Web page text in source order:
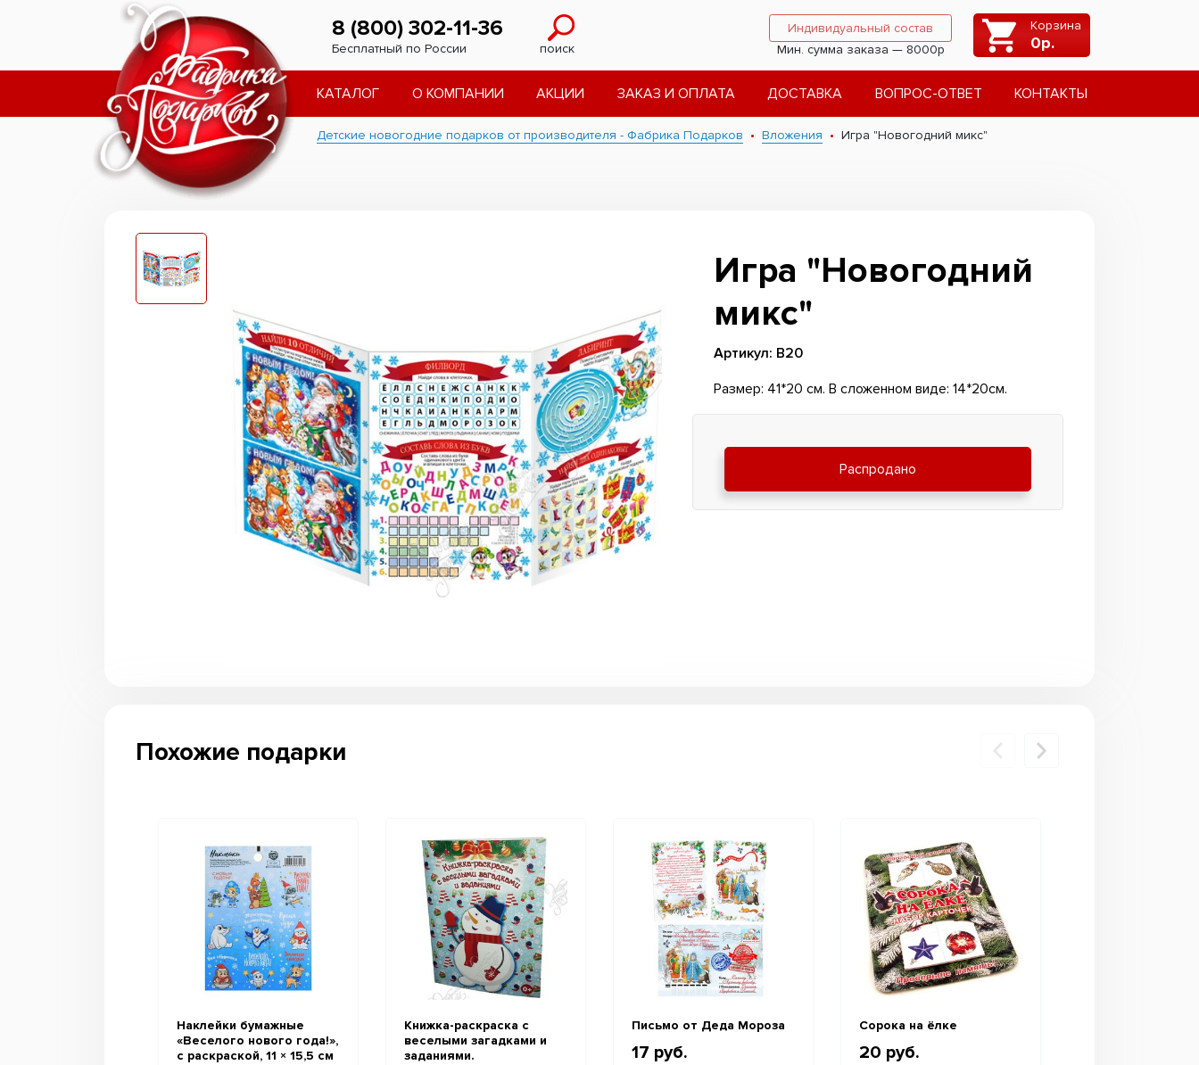
8 (800) 302-11-36
Бесплатный по России поиск
Индивидуальный состав
Мин. сумма заказа — 8000р
Корзина
0р.
КАТАЛОГ О КОМПАНИИ АКЦИИ ЗАКАЗ И ОПЛАТА ДОСТАВКА ВОПРОС-ОТВЕТ КОНТАКТЫ
Детские новогодние подарков от производителя - Фабрика Подарков Вложения Игра "Новогодний микс"
Игра "Новогодний
микс"
Артикул: В20
Размер: 41*20 см. В сложенном виде: 14*20см.
Распродано
Похожие подарки
Наклейки бумажные
«Веселого нового года!»,
c раскраской, 11 × 15,5 см
Книжка-раскраска с
веселыми загадками и
заданиями.
Письмо от Деда Мороза
17 руб.
Сорока на ёлке
20 руб.